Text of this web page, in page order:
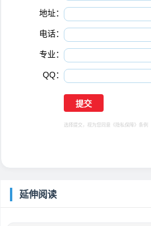
地址：
电话：
专业：
QQ：
选择提交，视为您同意 《隐私保障》 条例
延伸阅读